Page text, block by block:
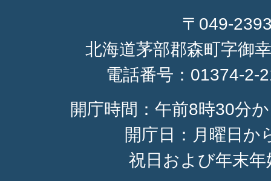
〒049-
北海道茅部郡森町字御
電話番号： 01374-2-
開庁時間：午前8時30分
開庁日：月曜日か
祝日および年末